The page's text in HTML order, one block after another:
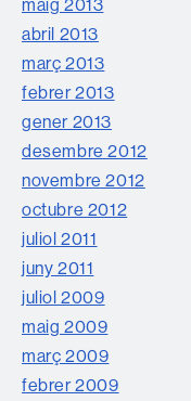
abril 2013
març 2013
febrer 2013
gener 2013
desembre 2012
novembre 2012
octubre 2012
juliol 2011
juny 2011
juliol 2009
maig 2009
març 2009
febrer 2009